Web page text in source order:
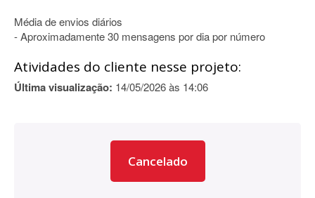
Média de envios diários
- Aproximadamente 30 mensagens por dia por número
Atividades do cliente nesse projeto:
Última visualização: 14/05/2026 às 14:06
Cancelado